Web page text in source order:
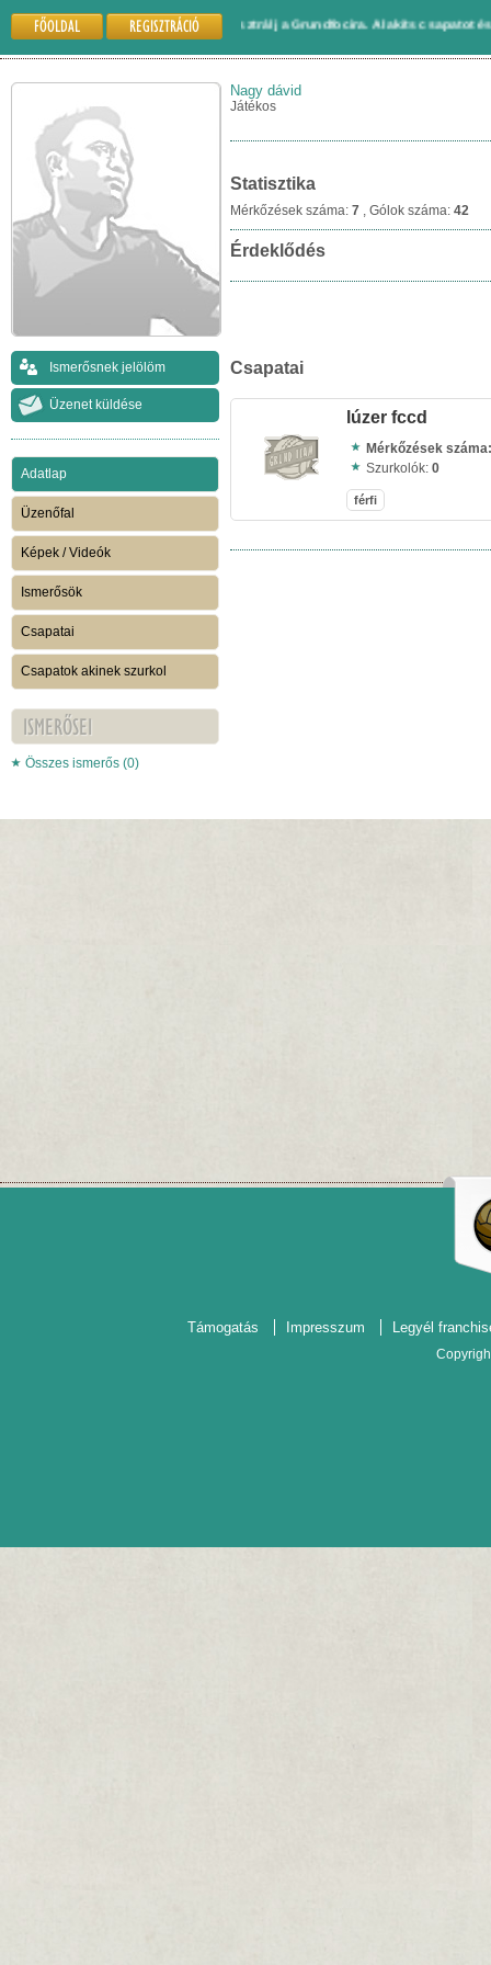
FŐOLDAL REGISZTRÁCIÓ
Gyere és regisztrálj a Grundfocira. Alakíts csapatot és
Ismerősnek jelölöm
Üzenet küldése
Adatlap
Üzenőfal
Képek / Videók
Ismerősök
Csapatai
Csapatok akinek szurkol
ISMERŐSEI
Összes ismerős (0)
Nagy dávid
Játékos
Statisztika
Mérkőzések száma: 7 , Gólok száma: 42
Érdeklődés
Csapatai
lúzer fccd
Mérkőzések
Szurkolók: 0
férfi
Támogatás Impresszum Legyél